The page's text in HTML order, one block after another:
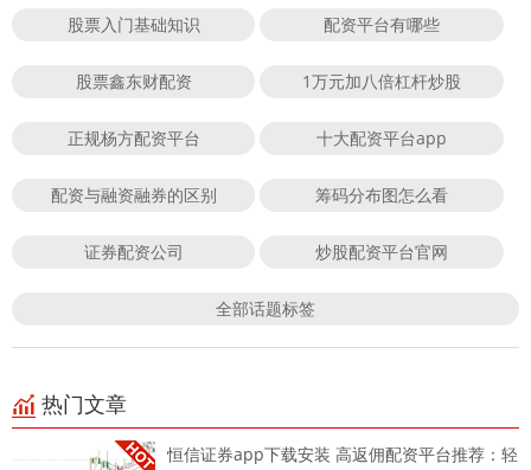
股票入门基础知识 配资平台有哪些
股票鑫东财配资 1万元加八倍杠杆炒股
正规杨方配资平台 十大配资平台app
配资与融资融券的区别 筹码分布图怎么看
证券配资公司 炒股配资平台官网
全部话题标签
热门文章
恒信证券app下载安装 高返佣配资平台推荐：轻